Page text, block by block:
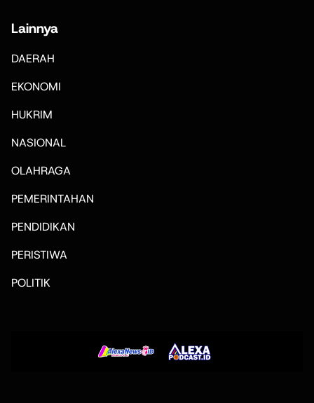
Lainnya
DAERAH
EKONOMI
HUKRIM
NASIONAL
OLAHRAGA
PEMERINTAHAN
PENDIDIKAN
PERISTIWA
POLITIK